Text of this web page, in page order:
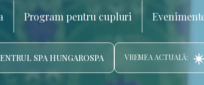
Program pentru cupluri
SPA HUNGAROSPA VREMEA ACTUALĂ: ☀️